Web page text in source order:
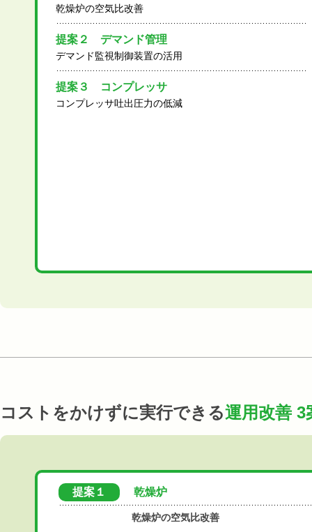
乾燥炉の空気比改善
提案２ デマンド管理
デマンド監視制御装置の活用
提案３ コンプレッサ
コンプレッサ吐出圧力の低減
コストをかけずに実行できる運用改善 3
提案１ 乾燥炉
乾燥炉の空気比改善